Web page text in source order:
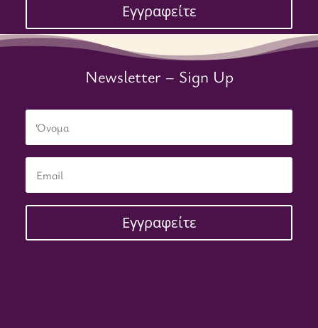
Εγγραφείτε
Newsletter – Sign Up
Εγγραφείτε